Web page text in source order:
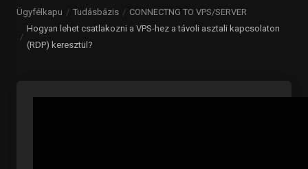
Ügyfélkapu Tudásbázis
CONNECTNG TO VPS/SERVER
Hogyan lehet csatlakozni a VPS-hez a távoli asztali kapcsolaton
(RDP) keresztül?